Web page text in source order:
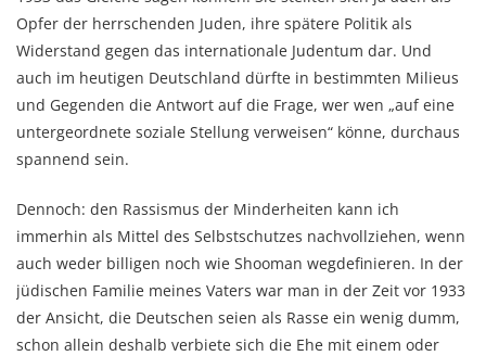
Opfer der herrschenden Juden, ihre spätere Politik als
Widerstand gegen das internationale Judentum dar. Und
auch im heutigen Deutschland dürfte in bestimmten Milieus
und Gegenden die Antwort auf die Frage, wer wen „auf eine
untergeordnete soziale Stellung verweisen“ könne, durchaus
spannend sein.
Dennoch: den Rassismus der Minderheiten kann ich
immerhin als Mittel des Selbstschutzes nachvollziehen, wenn
auch weder billigen noch wie Shooman wegdefinieren. In der
jüdischen Familie meines Vaters war man in der Zeit vor 1933
der Ansicht, die Deutschen seien als Rasse ein wenig dumm,
schon allein deshalb verbiete sich die Ehe mit einem oder